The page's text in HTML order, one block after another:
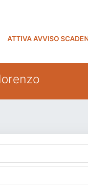
ATTIVA AVVISO